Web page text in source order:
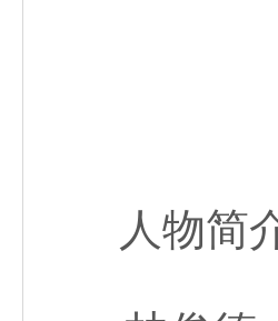
人物简